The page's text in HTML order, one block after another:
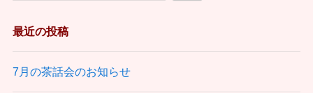
最近の投稿
7月の茶話会のお知らせ